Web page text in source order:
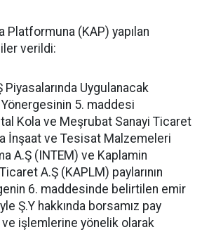
Platformuna (KAP) yapılan
verildi:
Uygulanacak
5. maddesi
Kola ve Meşrubat Sanayi Ticaret
İnşaat ve Tesisat Malzemeleri
A.Ş (INTEM) ve Kaplamin
A.Ş (KAPLM) paylarının
6. maddesinde belirtilen emir
Ş.Y hakkında borsamız pay
işlemlerine yönelik olarak